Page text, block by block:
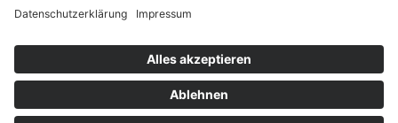
E-Mail
Datenschutz